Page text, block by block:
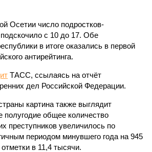
Осетии число подростков-
с 10 до 17. Обе
в итоге оказались в первой
антирейтинга.
ТАСС, ссылаясь на отчёт
дел Российской Федерации.
картина также выглядит
полугодие общее количество
преступников увеличилось по
периодом минувшего года на 945
в 11,4 тысячи.